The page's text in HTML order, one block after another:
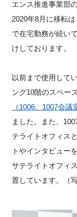
エンス推進事業部
2020年8月に移転
で在宅勤務が続い
けしております。
以前まで使用して
ング10階のスペー
（1006、1007会
ました。また、
テライトオフィス
トやインタビュー
サテライトオフィ
置しています。（